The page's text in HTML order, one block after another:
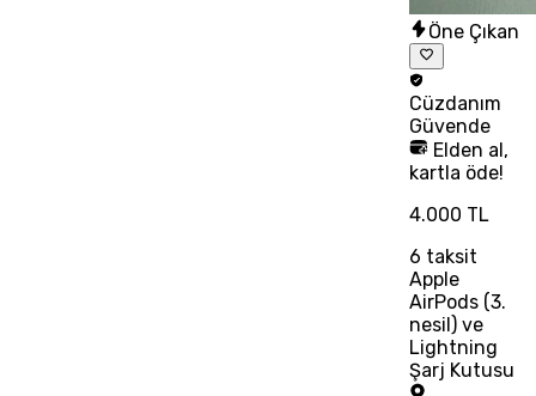
Öne Çıkan
Cüzdanım
Güvende
Elden al,
kartla öde!
4.000 TL
6 taksit
Apple
AirPods (3.
nesil) ve
Lightning
Şarj Kutusu